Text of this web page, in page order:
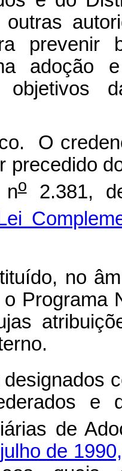
prevenir
adoção
O
precedido
no2.381,
no
Programa
e
de
de 1990,